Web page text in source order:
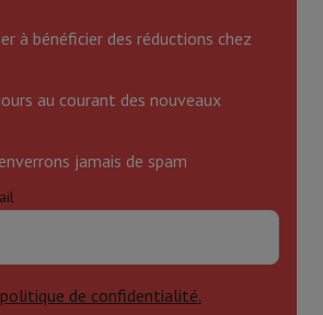
à bénéficier des réductions chez
au courant des nouveaux
jamais de spam
de confidentialité.